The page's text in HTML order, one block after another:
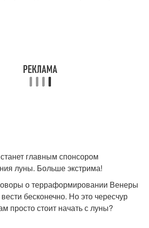
главным спонсором
луны. Больше экстрима!
о терраформировании Венеры
бесконечно. Но это чересчур
просто стоит начать с луны?